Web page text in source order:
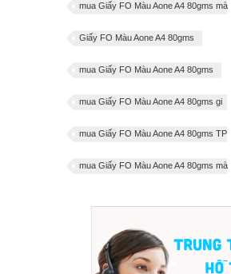
mua Giấy FO Màu Aone A4 80gms mà
Giấy FO Màu Aone A4 80gms
mua Giấy FO Màu Aone A4 80gms
mua Giấy FO Màu Aone A4 80gms gi
mua Giấy FO Màu Aone A4 80gms TP
mua Giấy FO Màu Aone A4 80gms mà